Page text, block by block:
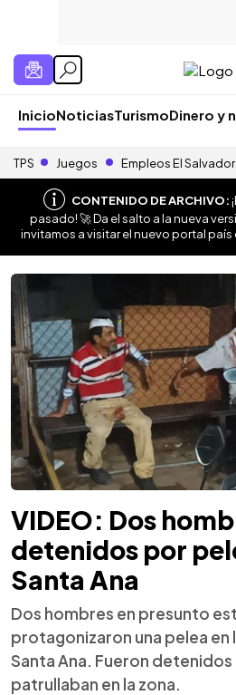
InicioNoticiasTurismoDinero y
TPS Juegos Empleos El Salvador
CONTENIDO DE ARCHIVO:
pasado! 🚀 Da el salto a la nueva
invitamos a visitar el nuevo portal
VIDEO: Dos
detenidos por
Santa Ana
Dos hombres en presunto
protagonizaron una pelea en
Santa Ana. Fueron
patrullaban en la zona.